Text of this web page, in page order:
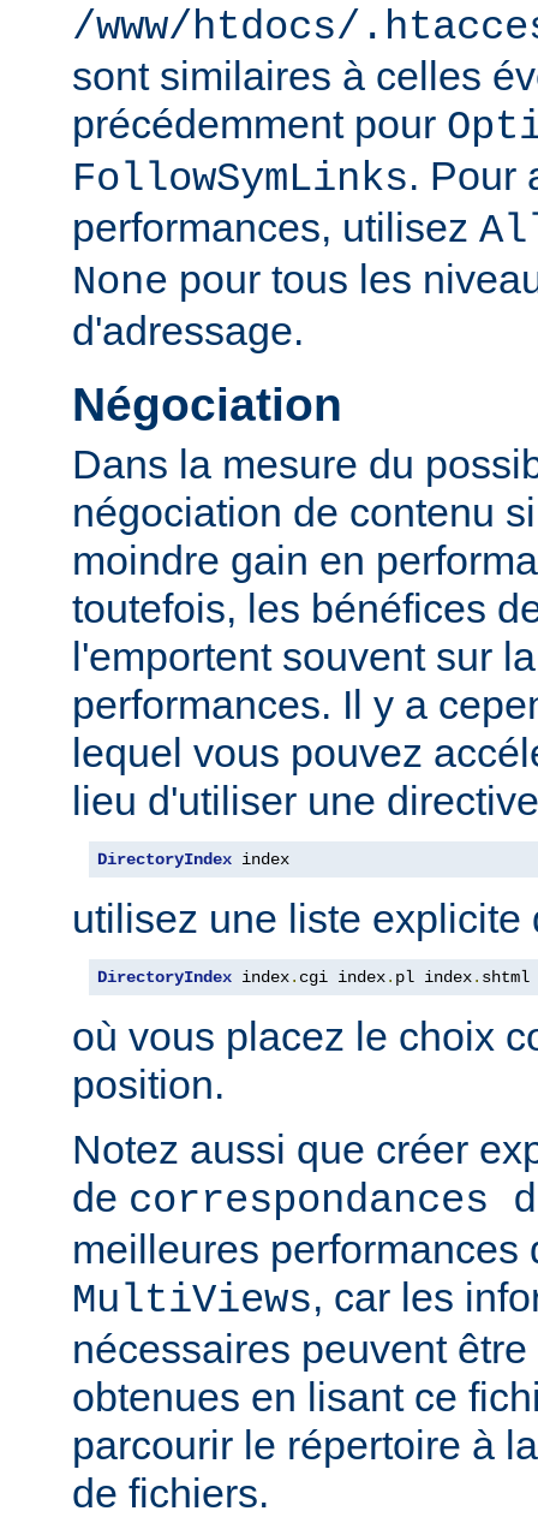
/www/htdocs/
sont similaires à celles
précédemment pour
FollowSymLinks. Pour
performances, utilisez
None pour tous les
d'adressage.
Négociation
Dans la mesure du
négociation de contenu
moindre gain en
toutefois, les bénéfices
l'emportent souvent sur
performances. Il y a
lequel vous pouvez
lieu d'utiliser une
DirectoryIndex index
utilisez une liste explicite
DirectoryIndex index. cgi index. pl index. shtml
où vous placez le choix
position.
Notez aussi que créer
de correspondances
meilleures performances
MultiViews, car les
nécessaires peuvent
obtenues en lisant ce
parcourir le répertoire à
de fichiers.